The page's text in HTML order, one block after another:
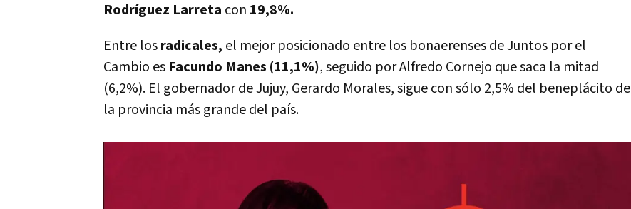
Rodríguez Larreta con 19,8%.
Entre losradicales, el mejor posicionado entre los bonaerenses de Juntos por el
Cambio es Facundo Manes (11,1%), seguido por Alfredo Cornejo que saca la mitad
(6,2%). El gobernador de Jujuy, Gerardo Morales, sigue con sólo 2,5% del beneplácito de
la provincia más grande del país.